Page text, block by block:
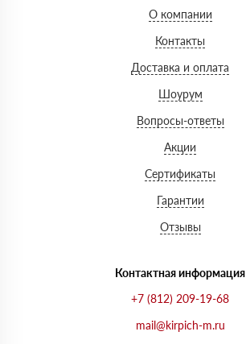
О компании
Контакты
Доставка и оплата
Шоурум
Вопросы-ответы
Акции
Сертификаты
Гарантии
Отзывы
Контактная информация
+7 (812) 209-19-68
mail@kirpich-m.ru